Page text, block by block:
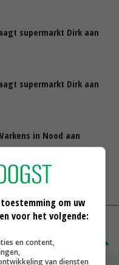
supermarkt Dirk aan
supermarkt Dirk aan
in Nood aan
€ 26,50
om uw
voor het volgende:
en content,
van diensten